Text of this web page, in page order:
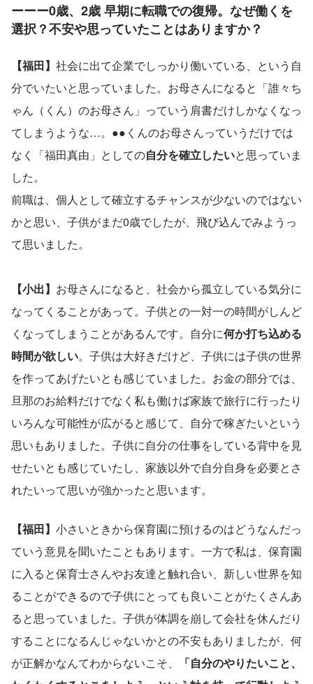
ーーー0歳、2歳 早期に転職での復帰。なぜ働くを
選択？不安や思っていたことはありますか？
【福田】 社会に出て企業でしっかり働いている、という自
分でいたいと思っていました。お母さんになると「誰々ち
ゃん（くん）のお母さん」っていう肩書だけしかなくなっ
てしまうような…。●●くんのお母さんっていうだけでは
なく「福田真由」としての自分を確立したいと思っていま
した。
前職は、個人として確立するチャンスが少ないのではない
かと思い、子供がまだ0歳でしたが、飛び込んでみようっ
て思いました。
【小出】 お母さんになると、社会から孤立している気分に
なってくることがあって。子供との一対一の時間がしんど
くなってしまうことがあるんです。自分に何か打ち込める
時間が欲しい。子供は大好きだけど、子供には子供の世界
を作ってあげたいとも感じていました。お金の部分では、
旦那のお給料だけでなく私も働けば家族で旅行に行ったり
いろんな可能性が広がると感じて、自分で稼ぎたいという
思いもありました。子供に自分の仕事をしている背中を見
せたいとも感じていたし、家族以外で自分自身を必要とさ
れたいって思いが強かったと思います。
【福田】 小さいときから保育園に預けるのはどうなんだっ
ていう意見を聞いたこともあります。一方で私は、保育園
に入ると保育士さんやお友達と触れ合い、新しい世界を知
ることができるので子供にとっても良いことがたくさんあ
ると思っていました。子供が体調を崩して会社を休んだり
することになるんじゃないかとの不安もありましたが、何
が正解かなんてわからないこそ、
「自分のやりたいこと、